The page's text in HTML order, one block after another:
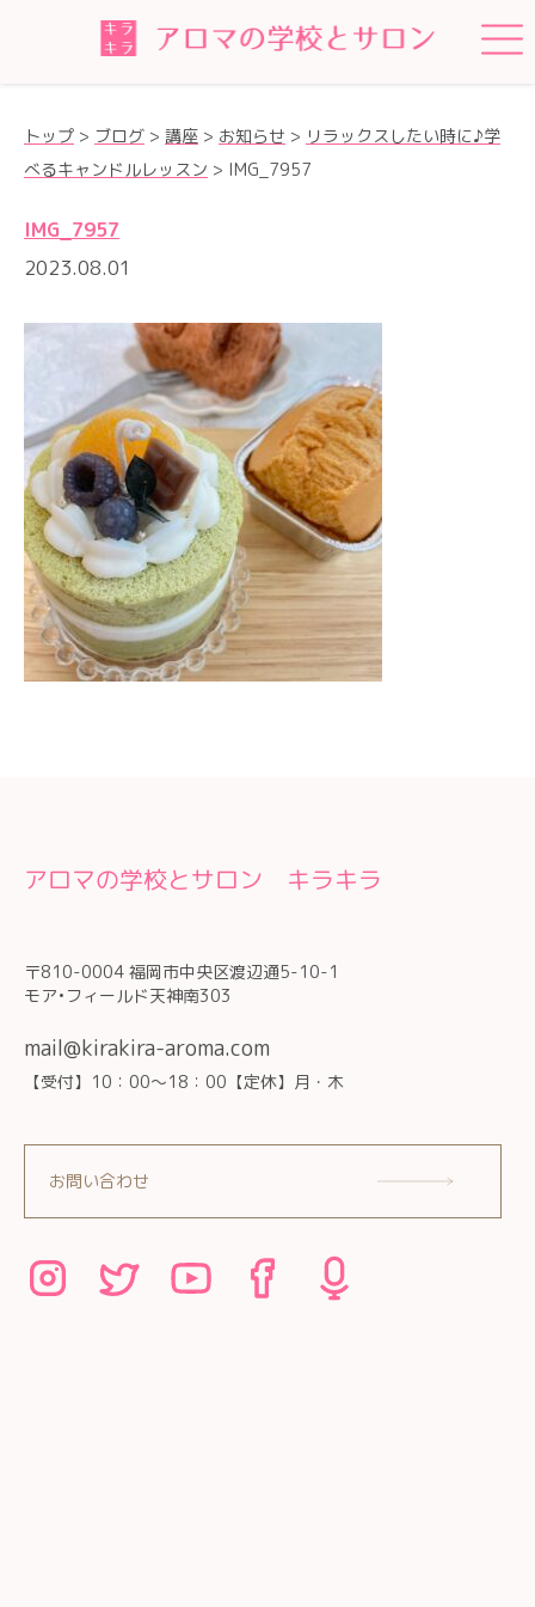
トップ > ブログ > 講座 > お知らせ > リラックスしたい時に♪学
べるキャンドルレッスン > IMG_7957
IMG_7957
2023.08.01
アロマの学校とサロン キラキラ
〒810-0004 福岡市中央区渡辺通5-10-1
モア•フィールド天神南303
mail@kirakira-aroma.com
【受付】10：00～18：00【定休】月・木
お問い合わせ